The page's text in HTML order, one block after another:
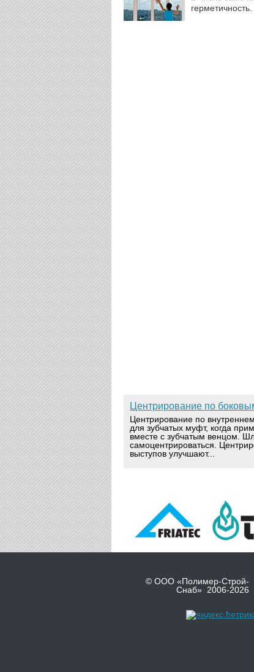
Центрирование по
Центрирование по
для зубчатых муфт, когда
вместе с зубчатым венцом.
самоцентрироваться.
выступов улучшают...
© ООО «Полимер-Строй-
Снаб» 2006-2026